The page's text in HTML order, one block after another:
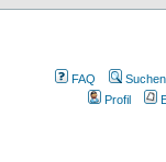
FAQ
Suchen
Profil